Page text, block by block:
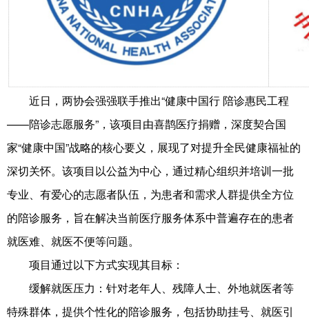
近日，两协会强强联手推出“健康中国行 陪诊惠民工程
——陪诊志愿服务”，该项目由喜鹊医疗捐赠，深度契合国
家“健康中国”战略的核心要义，展现了对提升全民健康福祉的
深切关怀。该项目以公益为中心，通过精心组织并培训一批
专业、有爱心的志愿者队伍，为患者和需求人群提供全方位
的陪诊服务，旨在解决当前医疗服务体系中普遍存在的患者
就医难、就医不便等问题。
项目通过以下方式实现其目标：
缓解就医压力：针对老年人、残障人士、外地就医者等
特殊群体，提供个性化的陪诊服务，包括协助挂号、就医引